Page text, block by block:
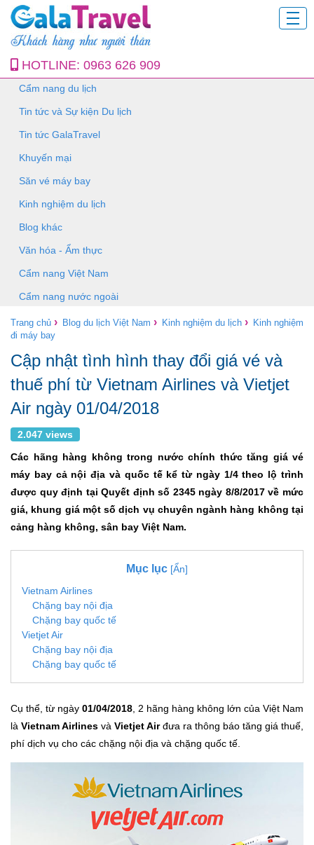
HOTLINE: 0963 626 909
Cẩm nang du lịch
Tin tức và Sự kiện Du lịch
Tin tức GalaTravel
Khuyến mại
Săn vé máy bay
Kinh nghiệm du lịch
Blog khác
Văn hóa - Ẩm thực
Cẩm nang Việt Nam
Cẩm nang nước ngoài
Trang chủ › Blog du lịch Việt Nam › Kinh nghiệm du lịch › Kinh nghiệm
đi máy bay
Cập nhật tình hình thay đổi giá vé và
thuế phí từ Vietnam Airlines và Vietjet
Air ngày 01/04/2018
2.047 views
Các hãng hàng không trong nước chính thức tăng giá vé
máy bay cả nội địa và quốc tế kể từ ngày 1/4 theo lộ trình
được quy định tại Quyết định số 2345 ngày 8/8/2017 về mức
giá, khung giá một số dịch vụ chuyên ngành hàng không tại
cảng hàng không, sân bay Việt Nam.
Mục lục [Ẩn]
Vietnam Airlines
Chặng bay nội địa
Chặng bay quốc tế
Vietjet Air
Chặng bay nội địa
Chặng bay quốc tế
Cụ thể, từ ngày 01/04/2018 , 2 hãng hàng không lớn của Việt Nam
là Vietnam Airlines và Vietjet Airđưa ra thông báo tăng giá thuế,
phí dịch vụ cho các chặng nội địa và chặng quốc tế.